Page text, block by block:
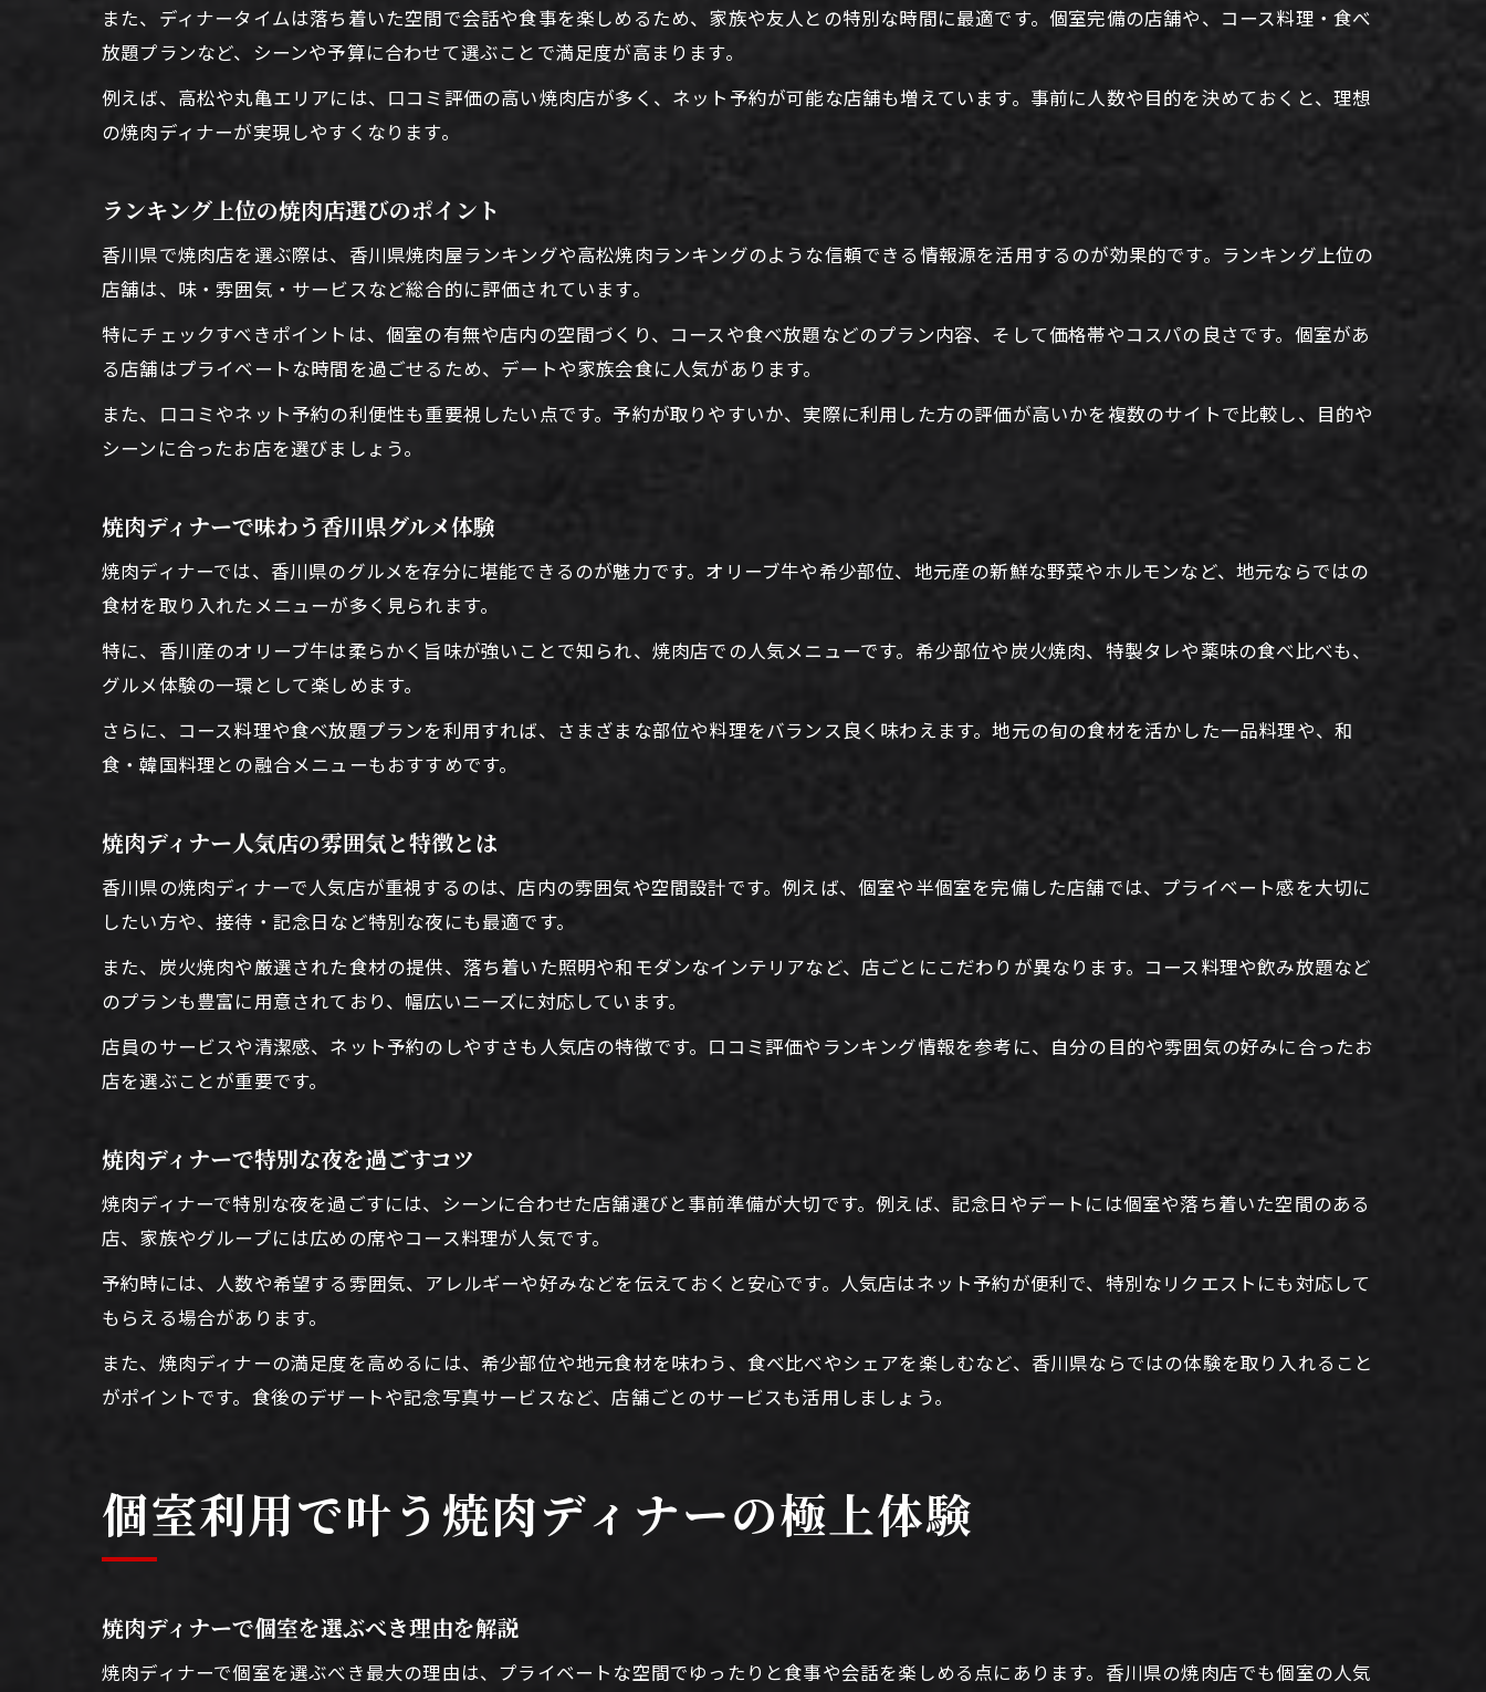
焼肉ディナーで重視したい落ち着き空間の選択
雰囲気抜群な焼肉店で過ごす大人の時間
焼肉ディナーで空間づくりを楽しむポイント
焼肉ディナーを安く美味しく楽しむ秘訣
コスパ重視焼肉ディナー店の選び方とは
食べ放題焼肉ディナーで満足度アップ
香川県の焼肉ディナーチェーン店活用術
焼肉ディナーでコスパを最大化するコツ
高級焼肉ディナーの雰囲気を楽しむ方法
焼肉ディナー高級体験のための下調べ術
焼肉ディナーを家族で楽しむための工夫
焼肉ディナー堪能のための事前予約の重要性
また、ディナータイムは落ち着いた空間で会話や食事を楽しめるため、家族や友人との特別な時間に最適です。個室完備の店舗や、コース料理・食べ
放題プランなど、シーンや予算に合わせて選ぶことで満足度が高まります。
例えば、高松や丸亀エリアには、口コミ評価の高い焼肉店が多く、ネット予約が可能な店舗も増えています。事前に人数や目的を決めておくと、理想
の焼肉ディナーが実現しやすくなります。
ランキング上位の焼肉店選びのポイント
香川県で焼肉店を選ぶ際は、香川県焼肉屋ランキングや高松焼肉ランキングのような信頼できる情報源を活用するのが効果的です。ランキング上位の
店舗は、味・雰囲気・サービスなど総合的に評価されています。
特にチェックすべきポイントは、個室の有無や店内の空間づくり、コースや食べ放題などのプラン内容、そして価格帯やコスパの良さです。個室があ
る店舗はプライベートな時間を過ごせるため、デートや家族会食に人気があります。
また、口コミやネット予約の利便性も重要視したい点です。予約が取りやすいか、実際に利用した方の評価が高いかを複数のサイトで比較し、目的や
シーンに合ったお店を選びましょう。
焼肉ディナーで味わう香川県グルメ体験
焼肉ディナーでは、香川県のグルメを存分に堪能できるのが魅力です。オリーブ牛や希少部位、地元産の新鮮な野菜やホルモンなど、地元ならではの
食材を取り入れたメニューが多く見られます。
特に、香川産のオリーブ牛は柔らかく旨味が強いことで知られ、焼肉店での人気メニューです。希少部位や炭火焼肉、特製タレや薬味の食べ比べも、
グルメ体験の一環として楽しめます。
さらに、コース料理や食べ放題プランを利用すれば、さまざまな部位や料理をバランス良く味わえます。地元の旬の食材を活かした一品料理や、和
食・韓国料理との融合メニューもおすすめです。
焼肉ディナー人気店の雰囲気と特徴とは
香川県の焼肉ディナーで人気店が重視するのは、店内の雰囲気や空間設計です。例えば、個室や半個室を完備した店舗では、プライベート感を大切に
したい方や、接待・記念日など特別な夜にも最適です。
また、炭火焼肉や厳選された食材の提供、落ち着いた照明や和モダンなインテリアなど、店ごとにこだわりが異なります。コース料理や飲み放題など
のプランも豊富に用意されており、幅広いニーズに対応しています。
店員のサービスや清潔感、ネット予約のしやすさも人気店の特徴です。口コミ評価やランキング情報を参考に、自分の目的や雰囲気の好みに合ったお
店を選ぶことが重要です。
焼肉ディナーで特別な夜を過ごすコツ
焼肉ディナーで特別な夜を過ごすには、シーンに合わせた店舗選びと事前準備が大切です。例えば、記念日やデートには個室や落ち着いた空間のある
店、家族やグループには広めの席やコース料理が人気です。
予約時には、人数や希望する雰囲気、アレルギーや好みなどを伝えておくと安心です。人気店はネット予約が便利で、特別なリクエストにも対応して
もらえる場合があります。
また、焼肉ディナーの満足度を高めるには、希少部位や地元食材を味わう、食べ比べやシェアを楽しむなど、香川県ならではの体験を取り入れること
がポイントです。食後のデザートや記念写真サービスなど、店舗ごとのサービスも活用しましょう。
個室利用で叶う焼肉ディナーの極上体験
焼肉ディナーで個室を選ぶべき理由を解説
焼肉ディナーで個室を選ぶべき最大の理由は、プライベートな空間でゆったりと食事や会話を楽しめる点にあります。香川県の焼肉店でも個室の人気